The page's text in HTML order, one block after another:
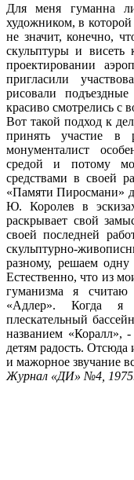
Для меня гуманна
художником, в которой
не значит, конечно,
скульптуры и
проектировании
пригласили
рисовали
красиво смотрелись с
Вот такой подход к
принять участие в
монументалист
средой и потому
средствами в своей
«Памяти Пиросмани»
Ю. Королев в
раскрывает свой
своей последней
скульптурно-
разному, решаем одну
Естественно, что из
гуманизма я считаю
«Адлер». Когда я
плескательный
названием «Коралл»,
детям радость.
и мажорное звучание
Журнал «ДИ» №4,